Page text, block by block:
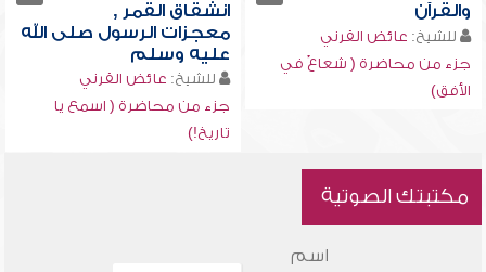
والقرآن
للشيخ: عائض القرني
جزء من محاضرة ( شعاعٌ في
الأفق)
انشقاق القمر ,
معجزات الرسول صلى الله
عليه وسلم
للشيخ: عائض القرني
جزء من محاضرة ( اسمع يا
تاريخ!)
مكتبتك الصوتية
اسم